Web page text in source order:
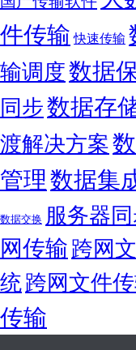
件传输 快速传输
输调度数据
同步数据存
渡解决方案
管理数据集
数据交换 服务器
网传输跨网
统跨网文件
传输